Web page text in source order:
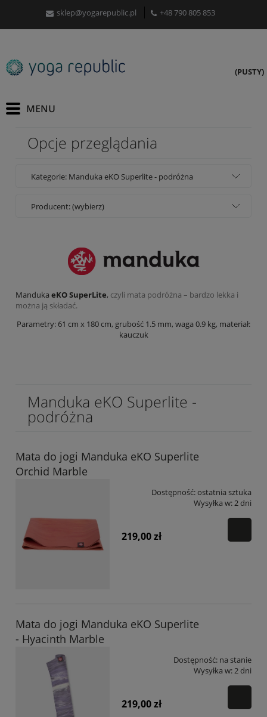
sklep@yogarepublic.pl +48 790 805 853
(PUSTY)
Opcje przeglądania
Kategorie: Manduka eKO Superlite - podróżna
Producent: (wybierz)
Manduka eKO SuperLite, czyli mata podróżna – bardzo lekka i
można ją składać.
Parametry: 61 cm x 180 cm, grubość 1.5 mm, waga 0.9 kg, materiał:
kauczuk
Manduka eKO Superlite -
podróżna
Mata do jogi Manduka eKO Superlite
Orchid Marble
Dostępność:ostatnia sztuka
Wysyłka w:2 dni
219,00 zł
Mata do jogi Manduka eKO Superlite
- Hyacinth Marble
Dostępność: na stanie
Wysyłka w:2 dni
219,00 zł